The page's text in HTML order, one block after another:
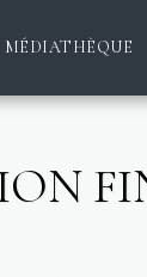
MÉDIATHÈQUE